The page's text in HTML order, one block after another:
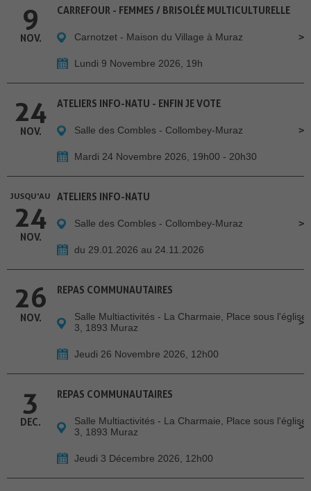
9
NOV.
CARREFOUR - FEMMES / BRISOLÉE MULTICULTURELLE
Carnotzet - Maison du Village à Muraz
Lundi 9 Novembre 2026, 19h
24
NOV.
ATELIERS INFO-NATU - ENFIN JE VOTE
Salle des Combles - Collombey-Muraz
Mardi 24 Novembre 2026, 19h00 - 20h30
JUSQU'AU
24
NOV.
ATELIERS INFO-NATU
Salle des Combles - Collombey-Muraz
du 29.01.2026 au 24.11.2026
26
NOV.
REPAS COMMUNAUTAIRES
Salle Multiactivités - La Charmaie, Place sous l'église
3, 1893 Muraz
Jeudi 26 Novembre 2026, 12h00
3
DEC.
REPAS COMMUNAUTAIRES
Salle Multiactivités - La Charmaie, Place sous l'église
3, 1893 Muraz
Jeudi 3 Décembre 2026, 12h00